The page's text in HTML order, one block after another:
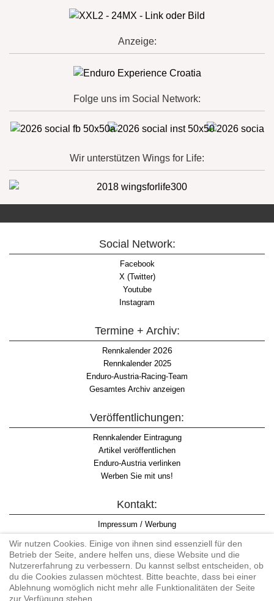
Anzeige:
Folge uns im Social Network:
Wir unterstützen Wings for Life:
Social Network:
Facebook
X (Twitter)
Youtube
Instagram
Termine + Archiv:
Rennkalender2026
Rennkalender 2025
Enduro-Austria-Racing-Team
Gesamtes Archiv anzeigen
Veröffentlichungen:
Rennkalender Eintragung
Artikel veröffentlichen
Enduro-Austria verlinken
Werben Sie mit uns!
Kontakt:
Impressum / Werbung
Informationspflicht WKO
AGB
Wir nutzen Cookies. Einige von ihnen sind essenziell für den
Betrieb der Seite, andere helfen uns, diese Website und die
Nutzererfahrung zu verbessern. Du kannst selbst entscheiden, ob
du die Cookies zulassen möchtest. Bitte beachte, dass bei einer
Ablehnung womöglich nicht mehr alle Funktionalitäten der Seite
zur Verfügung stehen.